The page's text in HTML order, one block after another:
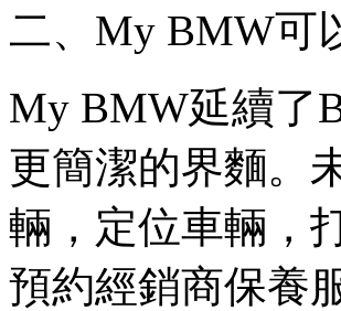
二、My BMW可
My BMW延續了
更簡潔的界麵。
輛，定位車輛，
預約經銷商保養